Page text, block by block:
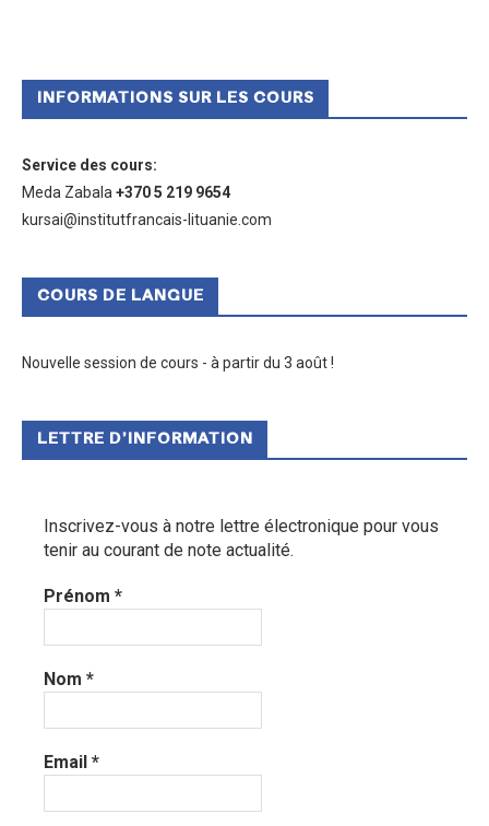
INFORMATIONS SUR LES COURS
Service des cours:
Meda Zabala +370 5 219 9654
kursai@institutfrancais-lituanie.com
COURS DE LANGUE
Nouvelle session de cours - à partir du 3 août !
LETTRE D’INFORMATION
Inscrivez-vous à notre lettre électronique pour vous
tenir au courant de note actualité.
Prénom *
Nom *
Email *